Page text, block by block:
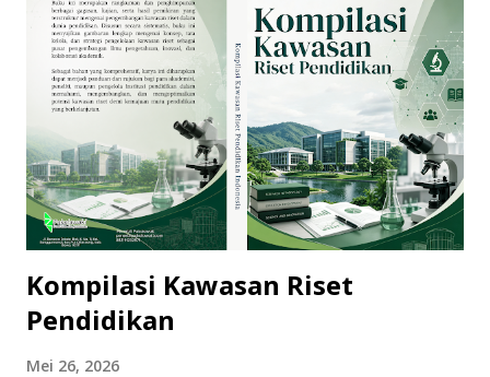
Kompilasi Kawasan Riset
Pendidikan
Mei 26, 2026